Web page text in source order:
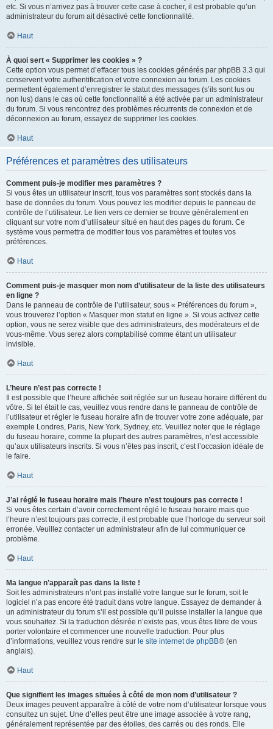
etc. Si vous n’arrivez pas à trouver cette case à cocher, il est probable qu’un
administrateur du forum ait désactivé cette fonctionnalité.
Haut
À quoi sert « Supprimer les cookies » ?
Cette option vous permet d’effacer tous les cookies générés par phpBB 3.3 qui
conservent votre authentification et votre connexion au forum. Les cookies
permettent également d’enregistrer le statut des messages (s’ils sont lus ou
non lus) dans le cas où cette fonctionnalité a été activée par un administrateur
du forum. Si vous rencontrez des problèmes récurrents de connexion et de
déconnexion au forum, essayez de supprimer les cookies.
Haut
Préférences et paramètres des utilisateurs
Comment puis-je modifier mes paramètres ?
Si vous êtes un utilisateur inscrit, tous vos paramètres sont stockés dans la
base de données du forum. Vous pouvez les modifier depuis le panneau de
contrôle de l’utilisateur. Le lien vers ce dernier se trouve généralement en
cliquant sur votre nom d’utilisateur situé en haut des pages du forum. Ce
système vous permettra de modifier tous vos paramètres et toutes vos
préférences.
Haut
Comment puis-je masquer mon nom d’utilisateur de la liste des utilisateurs
en ligne ?
Dans le panneau de contrôle de l’utilisateur, sous « Préférences du forum »,
vous trouverez l’option « Masquer mon statut en ligne ». Si vous activez cette
option, vous ne serez visible que des administrateurs, des modérateurs et de
vous-même. Vous serez alors comptabilisé comme étant un utilisateur
invisible.
Haut
L’heure n’est pas correcte !
Il est possible que l’heure affichée soit réglée sur un fuseau horaire différent du
vôtre. Si tel était le cas, veuillez vous rendre dans le panneau de contrôle de
l’utilisateur et régler le fuseau horaire afin de trouver votre zone adéquate, par
exemple Londres, Paris, New York, Sydney, etc. Veuillez noter que le réglage
du fuseau horaire, comme la plupart des autres paramètres, n’est accessible
qu’aux utilisateurs inscrits. Si vous n’êtes pas inscrit, c’est l’occasion idéale de
le faire.
Haut
J’ai réglé le fuseau horaire mais l’heure n’est toujours pas correcte !
Si vous êtes certain d’avoir correctement réglé le fuseau horaire mais que
l’heure n’est toujours pas correcte, il est probable que l’horloge du serveur soit
erronée. Veuillez contacter un administrateur afin de lui communiquer ce
problème.
Haut
Ma langue n’apparaît pas dans la liste !
Soit les administrateurs n’ont pas installé votre langue sur le forum, soit le
logiciel n’a pas encore été traduit dans votre langue. Essayez de demander à
un administrateur du forum s’il est possible qu’il puisse installer la langue que
vous souhaitez. Si la traduction désirée n’existe pas, vous êtes libre de vous
porter volontaire et commencer une nouvelle traduction. Pour plus
d’informations, veuillez vous rendre sur le site internet de phpBB® (en
anglais).
Haut
Que signifient les images situées à côté de mon nom d’utilisateur ?
Deux images peuvent apparaître à côté de votre nom d’utilisateur lorsque vous
consultez un sujet. Une d’elles peut être une image associée à votre rang,
généralement représentée par des étoiles, des carrés ou des ronds. Elle